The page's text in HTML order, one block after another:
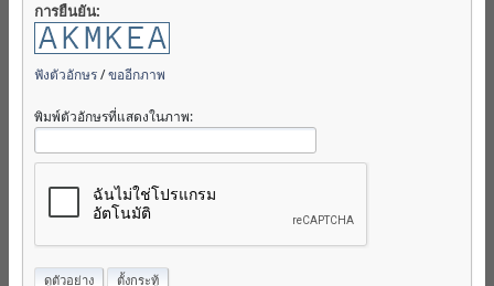
การยืนยัน:
ฟังตัวอักษร/ขออีกภาพ
พิมพ์ตัวอักษรที่แสดงในภาพ: